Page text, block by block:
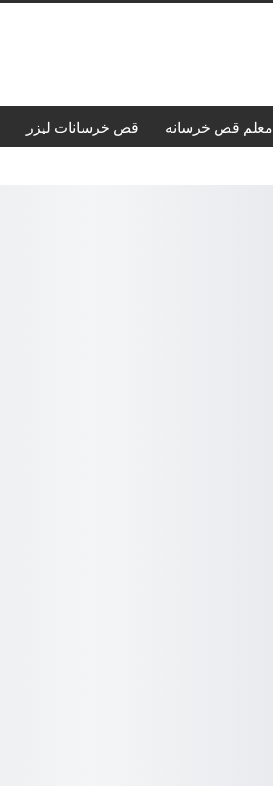
معلم قص خرسانه قص خرسانات ليزر